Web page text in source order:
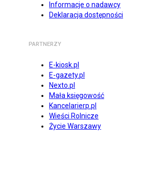
Informacje o nadawcy
Deklaracja dostępności
PARTNERZY
E-kiosk.pl
E-gazety.pl
Nexto.pl
Mała księgowość
Kancelarierp.pl
Wieści Rolnicze
Życie Warszawy